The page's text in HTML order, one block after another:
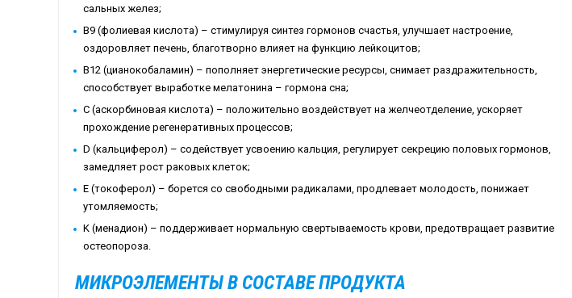
сальных желез;
B9 (фолиевая кислота) – стимулируя синтез гормонов счастья, улучшает настроение,
оздоровляет печень, благотворно влияет на функцию лейкоцитов;
B12 (цианокобаламин) – пополняет энергетические ресурсы, снимает раздражительность,
способствует выработке мелатонина – гормона сна;
C (аскорбиновая кислота) – положительно воздействует на желчеотделение, ускоряет
прохождение регенеративных процессов;
D (кальциферол) – содействует усвоению кальция, регулирует секрецию половых гормонов,
замедляет рост раковых клеток;
E (токоферол) – борется со свободными радикалами, продлевает молодость, понижает
утомляемость;
K (менадион) – поддерживает нормальную свертываемость крови, предотвращает развитие
остеопороза.
МИКРОЭЛЕМЕНТЫ В СОСТАВЕ ПРОДУКТА